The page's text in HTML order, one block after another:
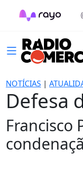
NOTÍCIAS |
Defesa
Francisco